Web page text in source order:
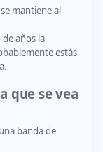
mantiene al
años la
estás
que se vea
banda de